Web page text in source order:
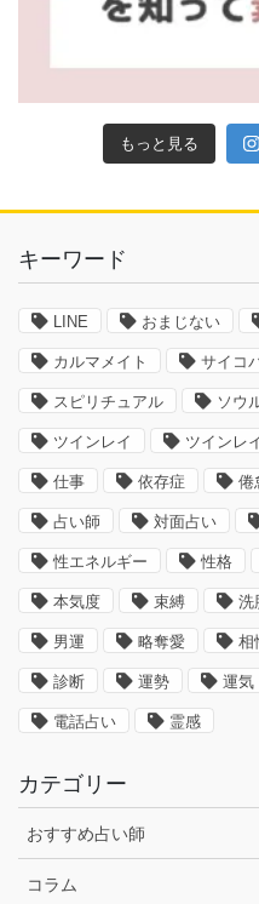
もっと見る
キーワード
LINE おまじない
カルマメイト サイコ
スピリチュアル ソウ
ツインレイ ツインレ
仕事 依存症 倦
占い師 対面占い
性エネルギー 性格
本気度 束縛 洗
男運 略奪愛 相
診断 運勢 運気
電話占い 霊感
カテゴリー
おすすめ占い師
コラム